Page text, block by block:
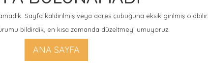
Sayfa kaldırılmış veya adres çubuğuna eksik girilmiş olabilir.
bildirdik, en kısa zamanda düzeltmeyi umuyoruz.
ANA SAYFA